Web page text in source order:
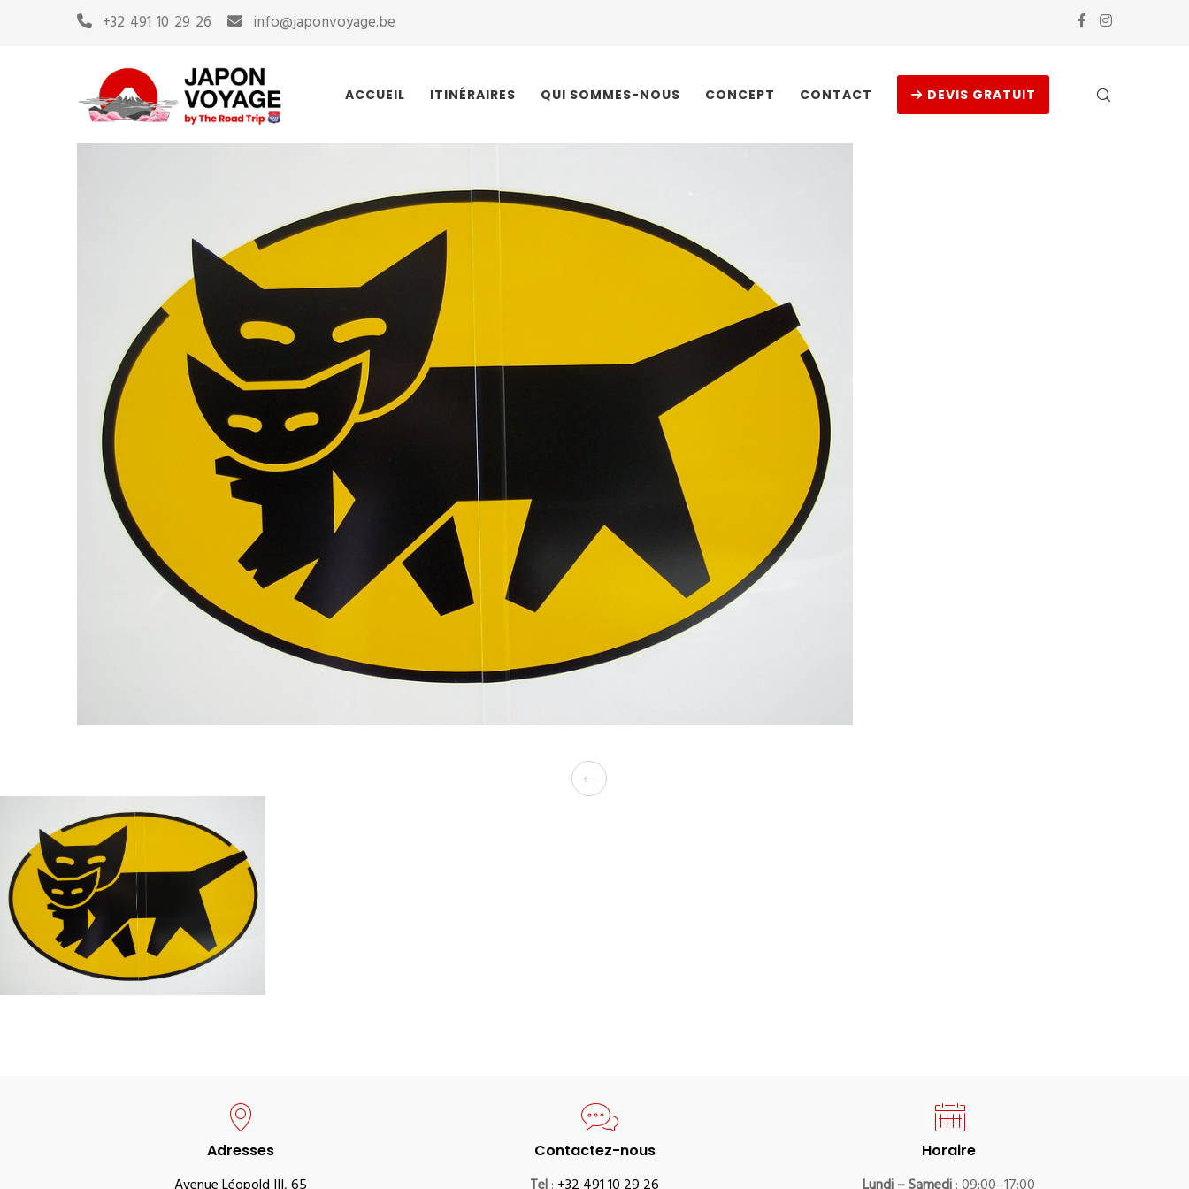
+32 491 10 29 26 info@japonvoyage.be
ACCUEIL ITINÉRAIRES QUI SOMMES-NOUS CONCEPT CONTACT DEVIS GRATUIT
Adresses Contactez-nous Horaire